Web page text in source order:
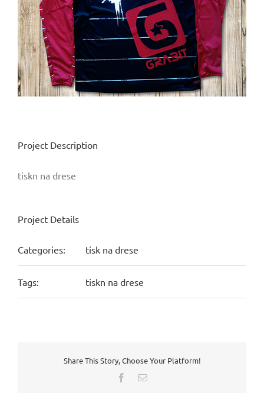
Project Description
tiskn na drese
Project Details
Categories: tisk na drese
Tags: tiskn na drese
Share This Story, Choose Your Platform!
Facebook
Email